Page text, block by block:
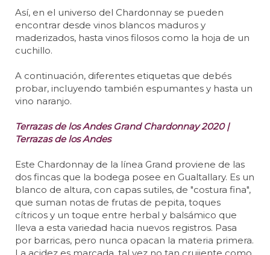
Así, en el universo del Chardonnay se pueden
encontrar desde vinos blancos maduros y
maderizados, hasta vinos filosos como la hoja de un
cuchillo.
A continuación, diferentes etiquetas que debés
probar, incluyendo también espumantes y hasta un
vino naranjo.
Terrazas de los Andes Grand Chardonnay 2020 |
Terrazas de los Andes
Este Chardonnay de la línea Grand proviene de las
dos fincas que la bodega posee en Gualtallary. Es un
blanco de altura, con capas sutiles, de "costura fina",
que suman notas de frutas de pepita, toques
cítricos y un toque entre herbal y balsámico que
lleva a esta variedad hacia nuevos registros. Pasa
por barricas, pero nunca opacan la materia primera.